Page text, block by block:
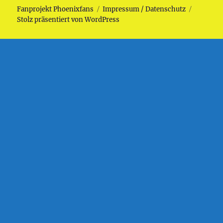
Fanprojekt Phoenixfans
Impressum / Datenschutz
Stolz präsentiert von WordPress